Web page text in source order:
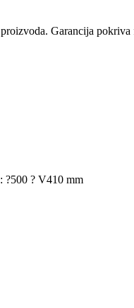
Garancija
?500 ? V410 mm